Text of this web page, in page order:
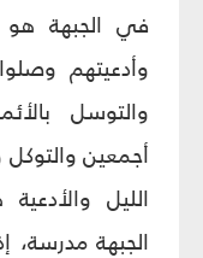
في الجبهة هو
وأدعيتهم
والتوسل
أجمعين والتوكل
الليل
الجبهة مدرسة،